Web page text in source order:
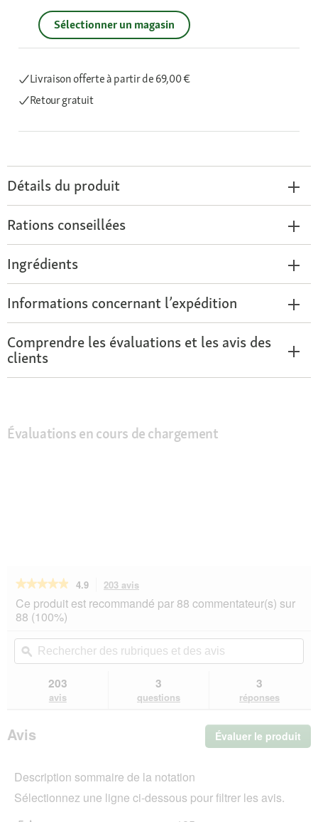
Sélectionner un magasin
Livraison offerteà partir de 69,00 €
Retour gratuit
Détails du produit
Rations conseillées
Ingrédients
Informations concernant l’expédition
Comprendre les évaluations et les avis des
clients
Évaluations en cours de chargement
★★★★★
★★★★★
sur
5
les
avis
RINTI
Feinest
4.9 203 avis
action
vous
vers
les
avis.
Ce produit est recommandé par 88 commentateur(s) sur
88 (100%)
Rechercher
des
rubriques
ϙ
203
avis
3
questions
3
réponses
Avis Évaluer le produit
Description sommaire de la notation
Sélectionnez une ligne ci-dessous pour filtrer les avis.